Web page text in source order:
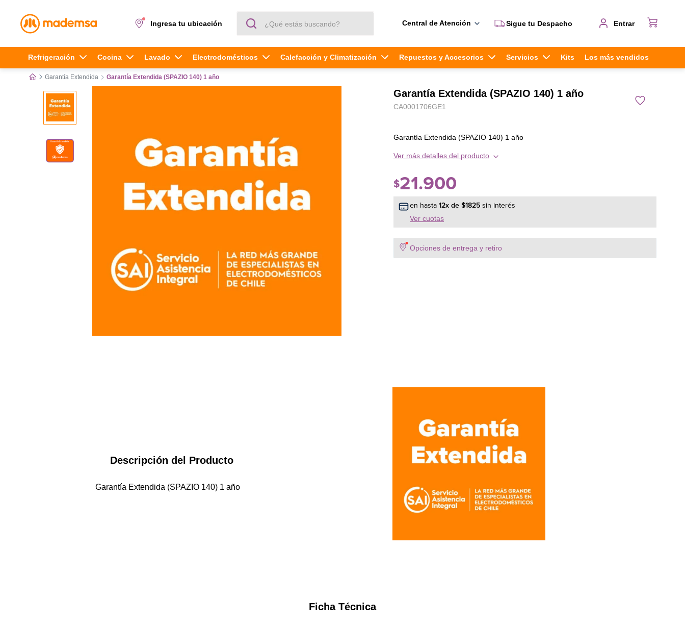
Ingresa tu ubicación
Términos más buscados
1. cocina 4 platos
lavadora
refrigerador
secadora
Central de Atención Sigue tu Despacho Entrar
Refrigeración Cocina Lavado Electrodomésticos Calefacción y Climatización Repuestos y Accesorios Servicios Kits Los más vendidos
Garantía Extendida Garantía Extendida (SPAZIO 140) 1 año
Garantía Extendida (SPAZIO 140) 1 año
CA0001706GE1
Garantía Extendida (SPAZIO 140) 1 año
Ver más detalles del producto
$21 .900
en hasta 12x de $1825 sin interés
Ver cuotas
Opciones de entrega y retiro
Descripción del Producto
Garantía Extendida (SPAZIO 140) 1 año
Ficha Técnica